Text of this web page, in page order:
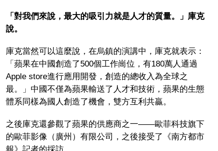
「對我們來說，最大的吸引力就是人才的質量。」庫克
說。
庫克當然可以這麼說，在烏鎮的演講中，庫克就表示：
「蘋果在中國創造了500個工作崗位，有180萬人通過
Apple store進行應用開發，創造的總收入為全球之
最。」中國不僅為蘋果輸送了人才和技術，蘋果的生態
體系同樣為國人創造了機會，雙方互利共贏。
之後庫克還參觀了蘋果的供應商之一——歐菲科技旗下
的歐菲影像（廣州）有限公司，之後接受了《南方都市